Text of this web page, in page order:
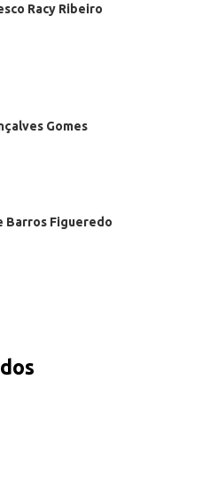
Racy Ribeiro
Gomes
Barros Figueredo